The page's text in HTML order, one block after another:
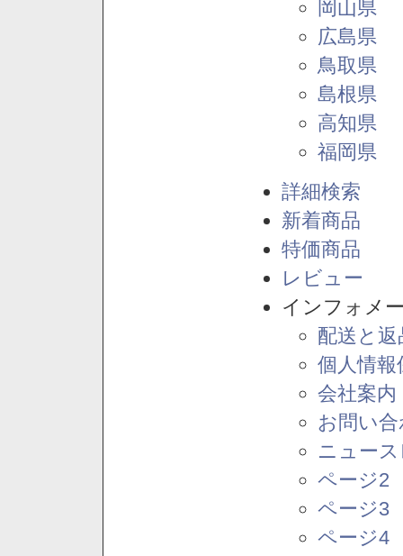
岡山県
広島県
鳥取県
島根県
高知県
福岡県
詳細検索
新着商品
特価商品
レビュー
インフォメ
配送と
個人情報
会社案内
お問い
ニュー
ページ2
ページ3
ページ4